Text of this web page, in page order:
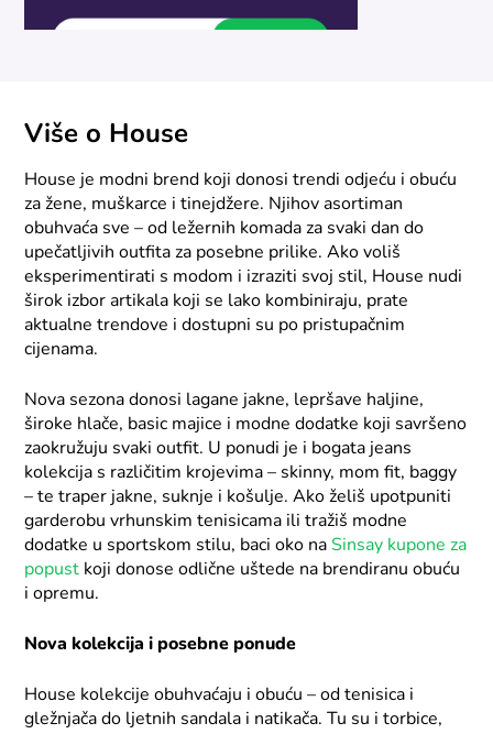
Više o House
House je modni brend koji donosi trendi odjeću i obuću
za žene, muškarce i tinejdžere. Njihov asortiman
obuhvaća sve – od ležernih komada za svaki dan do
upečatljivih outfita za posebne prilike. Ako voliš
eksperimentirati s modom i izraziti svoj stil, House nudi
širok izbor artikala koji se lako kombiniraju, prate
aktualne trendove i dostupni su po pristupačnim
cijenama.
Nova sezona donosi lagane jakne, lepršave haljine,
široke hlače, basic majice i modne dodatke koji savršeno
zaokružuju svaki outfit. U ponudi je i bogata jeans
kolekcija s različitim krojevima – skinny, mom fit, baggy
– te traper jakne, suknje i košulje. Ako želiš upotpuniti
garderobu vrhunskim tenisicama ili tražiš modne
dodatke u sportskom stilu, baci oko naSinsay kupone za
popust koji donose odlične uštede na brendiranu obuću
i opremu.
Nova kolekcija i posebne ponude
House kolekcije obuhvaćaju i obuću – od tenisica i
gležnjača do ljetnih sandala i natikača. Tu su i torbice,